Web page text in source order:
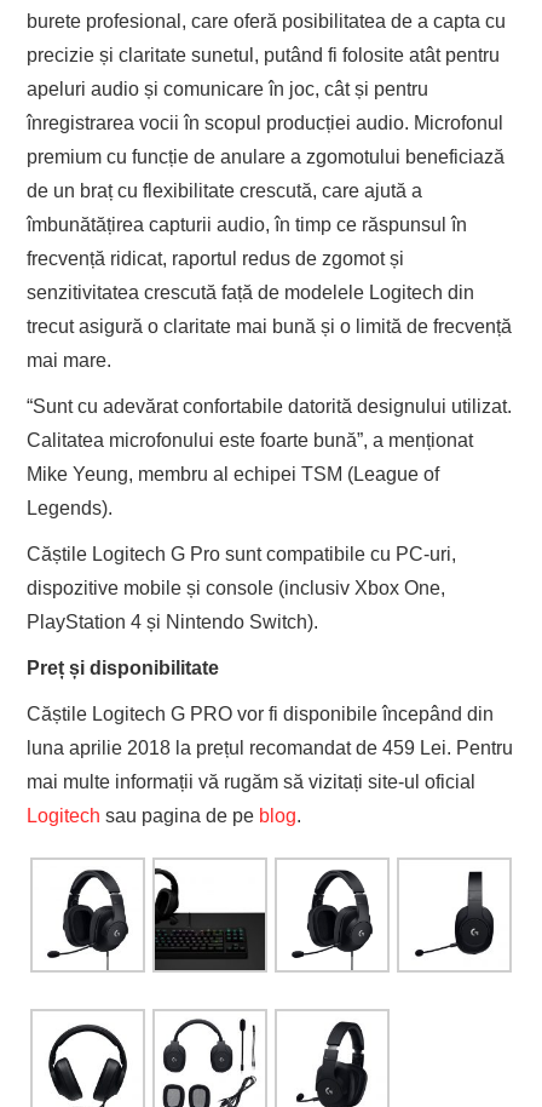
burete profesional, care oferă posibilitatea de a capta cu
precizie și claritate sunetul, putând fi folosite atât pentru
apeluri audio și comunicare în joc, cât și pentru
înregistrarea vocii în scopul producției audio. Microfonul
premium cu funcție de anulare a zgomotului beneficiază
de un braț cu flexibilitate crescută, care ajută a
îmbunătățirea capturii audio, în timp ce răspunsul în
frecvență ridicat, raportul redus de zgomot și
senzitivitatea crescută față de modelele Logitech din
trecut asigură o claritate mai bună și o limită de frecvență
mai mare.
“Sunt cu adevărat confortabile datorită designului utilizat.
Calitatea microfonului este foarte bună”, a menționat
Mike Yeung, membru al echipei TSM (League of
Legends).
Căștile Logitech G Pro sunt compatibile cu PC-uri,
dispozitive mobile și console (inclusiv Xbox One,
PlayStation 4 și Nintendo Switch).
Preț și disponibilitate
Căștile Logitech G PRO vor fi disponibile începând din
luna aprilie 2018 la prețul recomandat de 459 Lei. Pentru
mai multe informații vă rugăm să vizitați site-ul oficial
Logitech sau pagina de pe blog.